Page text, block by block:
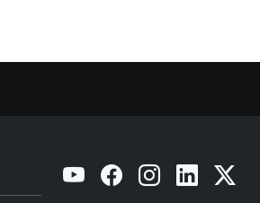
YouTube Facebook Instagram